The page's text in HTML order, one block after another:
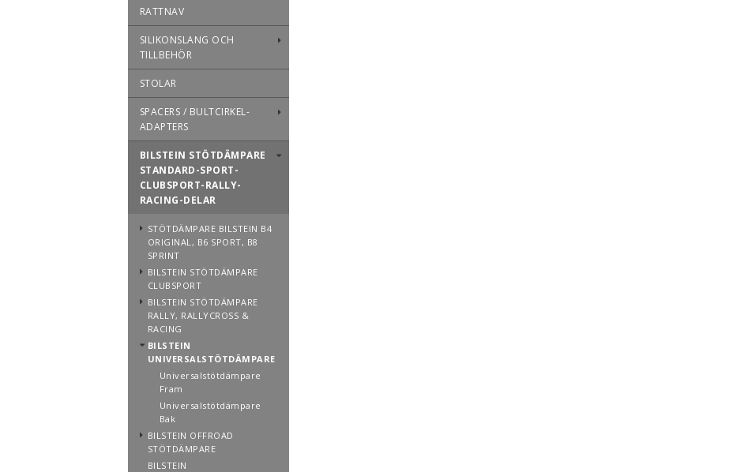
RATTNAV
SILIKONSLANG OCH
TILLBEHÖR
STOLAR
SPACERS / BULTCIRKEL-
ADAPTERS
BILSTEIN STÖTDÄMPARE
STANDARD-SPORT-
CLUBSPORT-RALLY-
RACING-DELAR
STÖTDÄMPARE BILSTEIN B4
ORIGINAL, B6 SPORT, B8
SPRINT
BILSTEIN STÖTDÄMPARE
CLUBSPORT
BILSTEIN STÖTDÄMPARE
RALLY, RALLYCROSS &
RACING
BILSTEIN
UNIVERSALSTÖTDÄMPARE
Universalstötdämpare
Fram
Universalstötdämpare
Bak
BILSTEIN OFFROAD
STÖTDÄMPARE
BILSTEIN